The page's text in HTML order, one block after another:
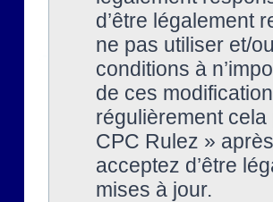
d’être légalement
ne pas utiliser et/
conditions à
de ces
régulièrement
CPC Rulez »
acceptez d’être
mises à jour.